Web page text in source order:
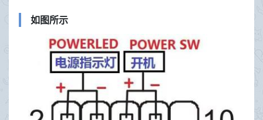
如图所示